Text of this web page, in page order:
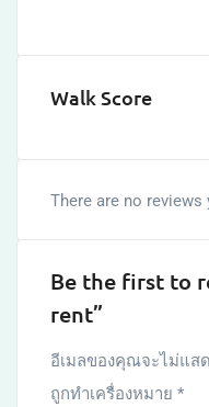
Walk Score
There are no reviews
Be the first to
rent”
อีเมลของคุณจะไม่แส
ถูกทำเครื่องหมาย *